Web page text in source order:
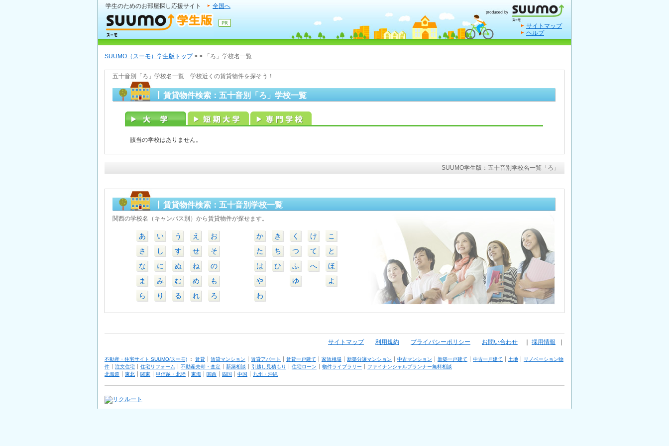
学生のためのお部屋探し応援サイト 全国へ
サイトマップ
ヘルプ
SUUMO（スーモ）学生版トップ> > 「ろ」学校名一覧
五十音別「ろ」学校名一覧 学校近くの賃貸物件を探そう！
賃貸物件検索：五十音別「ろ」学校一覧
該当の学校はありません。
SUUMO学生版：五十音別学校名一覧「ろ」
賃貸物件検索：五十音別学校一覧
関西の学校名（キャンパス別）から賃貸物件が探せます。
あ い う え
お
さ
し す せ
そ
な
に ぬ ね
の
ま
み む め
も
ら
り る れ ろ
か き く け
こ
た
ち つ て
と
は
ひ ふ へ
ほ
や
ゆ
よ
わ
サイトマップ 利用規約 プライバシーポリシー お問い合わせ 採用情報
不動産・住宅サイト SUUMO(スーモ) ： 賃貸 賃貸マンション 賃貸アパート 賃貸一戸建て 家賃相場 新築分譲マンション 中古マンション 新築一戸建て 中古一戸建て 土地
リノベーション物
件
注文住宅 住宅リフォーム 不動産売却・査定 新築相談 引越し見積もり 住宅ローン 物件ライブラリー
ファイナンシャルプランナー無料相談
北海道
東北 関東 甲信越・北陸 東海 関西 四国 中国 九州・沖縄